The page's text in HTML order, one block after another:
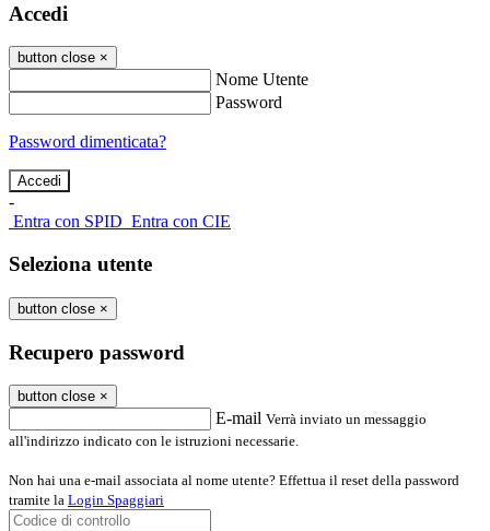
Accedi
button close ×
Nome Utente
Password
Password dimenticata?
-
Entra con SPID Entra con CIE
Seleziona utente
button close ×
Recupero password
button close ×
E-mail Verrà inviato un messaggio
all'indirizzo indicato con le istruzioni necessarie.
Non hai una e-mail associata al nome utente? Effettua il reset della password
tramite la Login Spaggiari